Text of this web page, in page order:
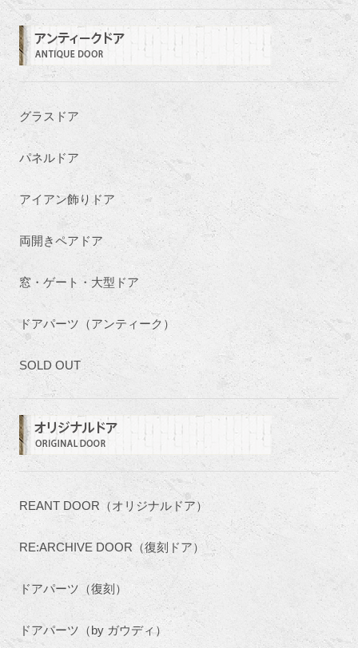
グラスドア
パネルドア
アイアン飾りドア
両開きペアドア
窓・ゲート・大型ドア
ドアパーツ（アンティーク）
SOLD OUT
REANT DOOR（オリジナルドア）
RE:ARCHIVE DOOR（復刻ドア）
ドアパーツ（復刻）
ドアパーツ（by ガウディ）